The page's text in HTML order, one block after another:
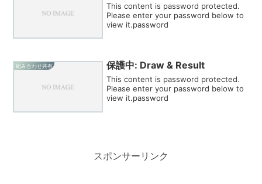
This content is password protected.
Please enter your password below to
view it.password
組み合わせ共有 保護中: Draw & Result
This content is password protected.
Please enter your password below to
view it.password
スポンサーリンク